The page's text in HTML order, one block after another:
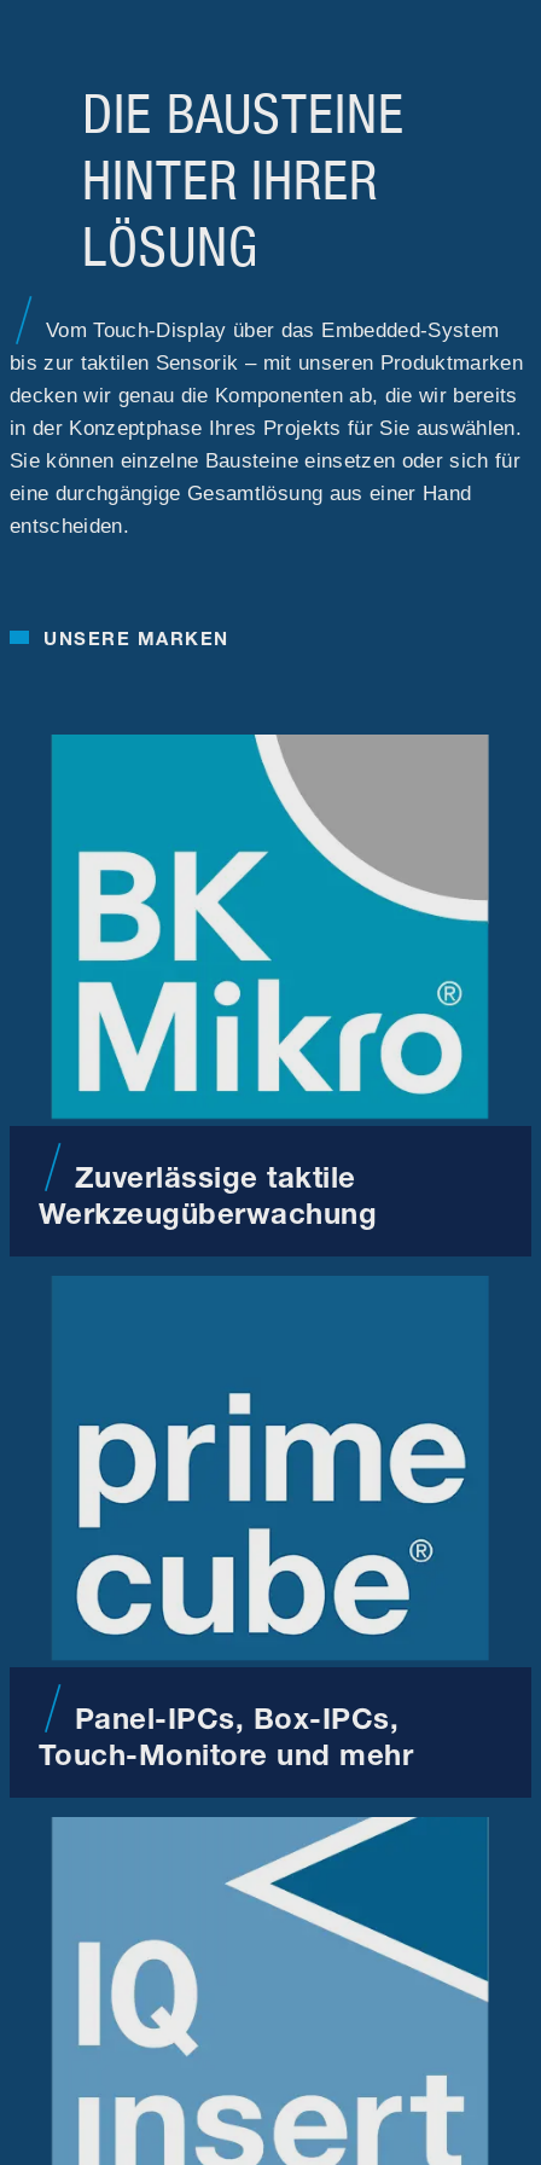
DIE BAUSTEINE
HINTER IHRER
LÖSUNG
Vom Touch-Display über das Embedded-System
bis zur taktilen Sensorik – mit unseren Produktmarken
decken wir genau die Komponenten ab, die wir bereits
in der Konzeptphase Ihres Projekts für Sie auswählen.
Sie können einzelne Bausteine einsetzen oder sich für
eine durchgängige Gesamtlösung aus einer Hand
entscheiden.
UNSERE MARKEN
Zuverlässige taktile
Werkzeugüberwachung
Panel-IPCs, Box-IPCs,
Touch-Monitore und mehr